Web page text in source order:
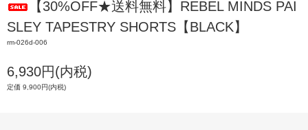
【30%OFF★送料無料】REBEL MINDS PAI
SLEY TAPESTRY SHORTS【BLACK】
rm-026d-006
6,930円(内税)
定価 9,900円(内税)